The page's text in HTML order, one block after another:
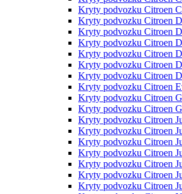
Kryty podvozku Citroen
Kryty podvozku Citroen
Kryty podvozku Citroen
Kryty podvozku Citroen
Kryty podvozku Citroen
Kryty podvozku Citroen
Kryty podvozku Citroen
Kryty podvozku Citroen
Kryty podvozku Citroen
Kryty podvozku Citroen
Kryty podvozku Citroen
Kryty podvozku Citroen
Kryty podvozku Citroen
Kryty podvozku Citroen
Kryty podvozku Citroen
Kryty podvozku Citroen
Kryty podvozku Citroen